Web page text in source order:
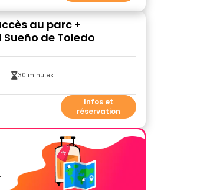
au parc +
de Toledo
30 minutes
Infos et
réservation